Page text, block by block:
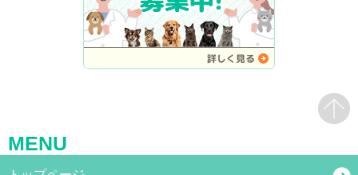
MENU